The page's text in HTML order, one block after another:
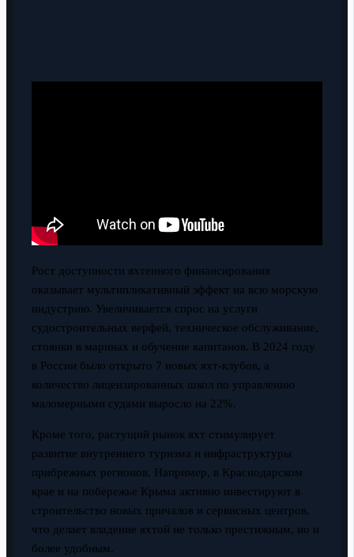
Рост доступности яхтенного финансирования
оказывает мультипликативный эффект на всю морскую
индустрию. Увеличивается спрос на услуги
судостроительных верфей, техническое обслуживание,
стоянки в маринах и обучение капитанов. В 2024 году
в России было открыто 7 новых яхт-клубов, а
количество лицензированных школ по управлению
маломерными судами выросло на 22%.
Кроме того, растущий рынок яхт стимулирует
развитие внутреннего туризма и инфраструктуры
прибрежных регионов. Например, в Краснодарском
крае и на побережье Крыма активно инвестируют в
строительство новых причалов и сервисных центров,
что делает владение яхтой не только престижным, но и
более удобным.